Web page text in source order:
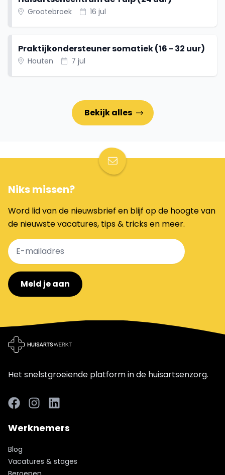
Grootebroek 16 jul
Praktijkondersteuner somatiek (16 - 32 uur)
Houten 7 jul
Bekijk alles
Niks missen?
Word lid van de nieuwsbrief en blijf op de hoogte van
de nieuwste vacatures, tips & tricks en meer.
Meld je aan
Het snelstgroeiende platform in de huisartsenzorg.
Facebook
LinkedInLinkedIn
Werknemers
Blog
Vacatures & stages